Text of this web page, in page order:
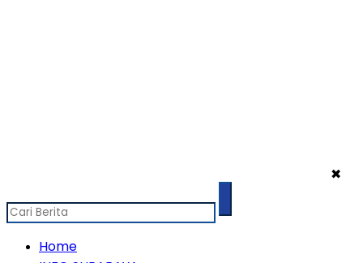
✖
Home